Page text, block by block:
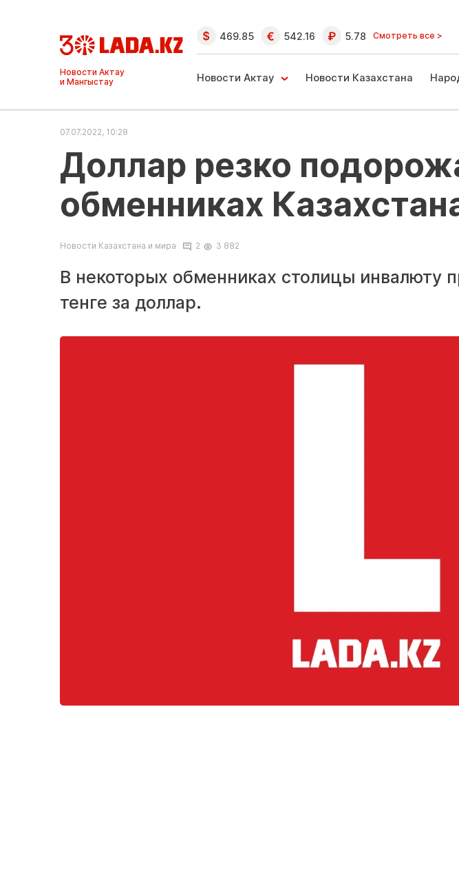
Новости Актау
и Мангыстау
469.85 542.16 5.78 Смотреть все >
Новости Актау Новости Казахстана
07.07.2022, 10:28
Доллар резко
обменниках
Новости Казахстана и мира 2 3 882
В некоторых обменниках столицы инвалюту
тенге за доллар.